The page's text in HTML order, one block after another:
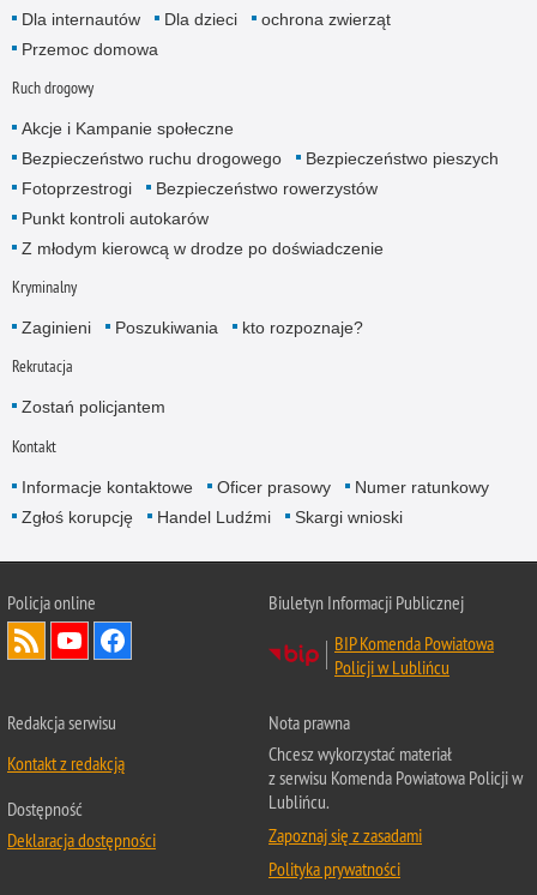
Dla internautów
Dla dzieci
ochrona zwierząt
Przemoc domowa
Ruch drogowy
Akcje i Kampanie społeczne
Bezpieczeństwo ruchu drogowego
Bezpieczeństwo pieszych
Fotoprzestrogi
Bezpieczeństwo rowerzystów
Punkt kontroli autokarów
Z młodym kierowcą w drodze po doświadczenie
Kryminalny
Zaginieni Poszukiwania kto rozpoznaje?
Rekrutacja
Zostań policjantem
Kontakt
Informacje kontaktowe Oficer prasowy
Numer ratunkowy
Zgłoś korupcję
Handel Ludźmi Skargi wnioski
Policja online
Biuletyn Informacji Publicznej
BIP Komenda Powiatowa
Policji w Lublińcu
Redakcja serwisu
Kontakt z redakcją
Dostępność
Deklaracja dostępności
Nota prawna
Chcesz wykorzystać materiał
z serwisu Komenda Powiatowa Policji w
Lublińcu.
Zapoznaj się z zasadami
Polityka prywatności